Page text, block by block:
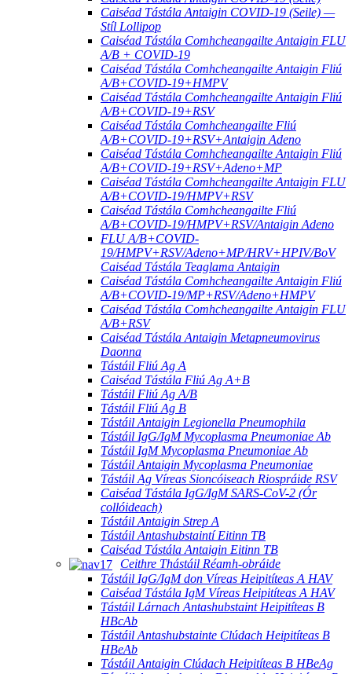
Caiséad Tástála Antaigin COVID-19 (Seile) —
Stíl Lollipop
Caiséad Tástála Comhcheangailte Antaigin FLU
A/B + COVID-19
Caiséad Tástála Comhcheangailte Antaigin Fliú
A/B+COVID-19+HMPV
Caiséad Tástála Comhcheangailte Antaigin Fliú
A/B+COVID-19+RSV
Caiséad Tástála Comhcheangailte Fliú
A/B+COVID-19+RSV+Antaigin Adeno
Caiséad Tástála Comhcheangailte Antaigin Fliú
A/B+COVID-19+RSV+Adeno+MP
Caiséad Tástála Comhcheangailte Antaigin FLU
A/B+COVID-19/HMPV+RSV
Caiséad Tástála Comhcheangailte Fliú
A/B+COVID-19/HMPV+RSV/Antaigin Adeno
FLU A/B+COVID-
19/HMPV+RSV/Adeno+MP/HRV+HPIV/BoV
Caiséad Tástála Teaglama Antaigin
Caiséad Tástála Comhcheangailte Antaigin Fliú
A/B+COVID-19/MP+RSV/Adeno+HMPV
Caiséad Tástála Comhcheangailte Antaigin FLU
A/B+RSV
Caiséad Tástála Antaigin Metapneumovirus
Daonna
Tástáil Fliú Ag A
Caiséad Tástála Fliú Ag A+B
Tástáil Fliú Ag A/B
Tástáil Fliú Ag B
Tástáil Antaigin Legionella Pneumophila
Tástáil IgG/IgM Mycoplasma Pneumoniae Ab
Tástáil IgM Mycoplasma Pneumoniae Ab
Tástáil Antaigin Mycoplasma Pneumoniae
Tástáil Ag Víreas Sioncóiseach Riospráide RSV
Caiséad Tástála IgG/IgM SARS-CoV-2 (Ór
collóideach)
Tástáil Antaigin Strep A
Tástáil Antashubstaintí Eitinn TB
Caiséad Tástála Antaigin Eitinn TB
Ceithre Thástáil Réamh-obráide
Tástáil IgG/IgM don Víreas Heipitíteas A HAV
Caiséad Tástála IgM Víreas Heipitíteas A HAV
Tástáil Lárnach Antashubstaint Heipitíteas B
HBcAb
Tástáil Antashubstainte Clúdach Heipitíteas B
HBeAb
Tástáil Antaigin Clúdach Heipitíteas B HBeAg